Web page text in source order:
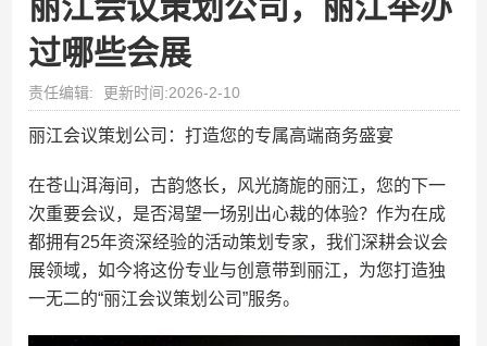
过哪些会展
责任编辑: 更新时间:2026-2-10
丽江会议策划公司：打造您的专属高端商务盛宴
在苍山洱海间，古韵悠长，风光旖旎的丽江，您的下一
次重要会议，是否渴望一场别出心裁的体验？作为在成
都拥有25年资深经验的活动策划专家，我们深耕会议会
展领域，如今将这份专业与创意带到丽江，为您打造独
一无二的“丽江会议策划公司”服务。